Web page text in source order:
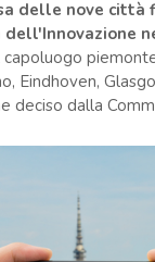
delle nove città
Eindhoven,
deciso dalla